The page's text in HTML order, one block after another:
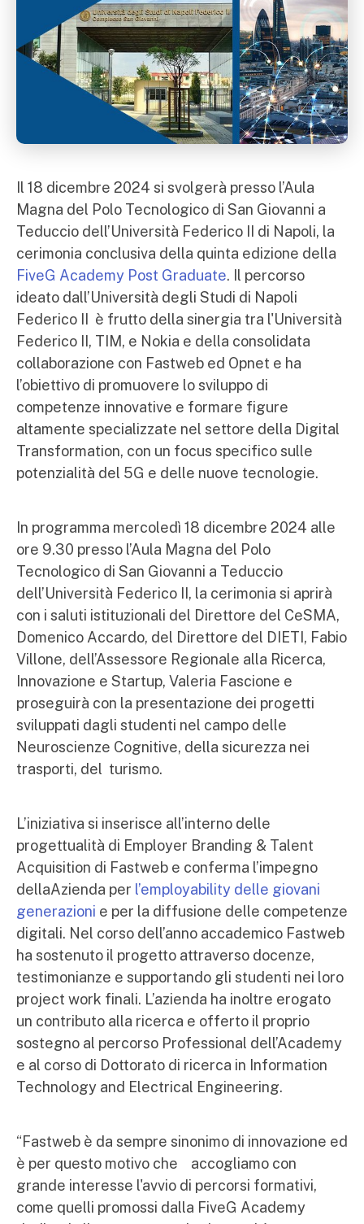
Il 18 dicembre 2024 si svolgerà presso l’Aula
Magna del Polo Tecnologico di San Giovanni a
Teduccio dell’Università Federico II di Napoli, la
cerimonia conclusiva della quinta edizione della
FiveG Academy Post Graduate. Il percorso
ideato dall’Università degli Studi di Napoli
Federico II è frutto della sinergia tra l'Università
Federico II, TIM, e Nokia e della consolidata
collaborazione con Fastweb ed Opnet e ha
l’obiettivo di promuovere lo sviluppo di
competenze innovative e formare figure
altamente specializzate nel settore della Digital
Transformation, con un focus specifico sulle
potenzialità del 5G e delle nuove tecnologie.
In programma mercoledì 18 dicembre 2024 alle
ore 9.30 presso l’Aula Magna del Polo
Tecnologico di San Giovanni a Teduccio
dell’Università Federico II, la cerimonia si aprirà
con i saluti istituzionali del Direttore del CeSMA,
Domenico Accardo, del Direttore del DIETI, Fabio
Villone, dell’Assessore Regionale alla Ricerca,
Innovazione e Startup, Valeria Fascione e
proseguirà con la presentazione dei progetti
sviluppati dagli studenti nel campo delle
Neuroscienze Cognitive, della sicurezza nei
trasporti, del turismo.
L’iniziativa si inserisce all’interno delle
progettualità di Employer Branding & Talent
Acquisition di Fastweb e conferma l’impegno
dellaAzienda per l’employability delle giovani
generazioni e per la diffusione delle competenze
digitali. Nel corso dell’anno accademico Fastweb
ha sostenuto il progetto attraverso docenze,
testimonianze e supportando gli studenti nei loro
project work finali. L’azienda ha inoltre erogato
un contributo alla ricerca e offerto il proprio
sostegno al percorso Professional dell’Academy
e al corso di Dottorato di ricerca in Information
Technology and Electrical Engineering.
“Fastweb è da sempre sinonimo di innovazione ed
è per questo motivo che accogliamo con
grande interesse l'avvio di percorsi formativi,
come quelli promossi dalla FiveG Academy